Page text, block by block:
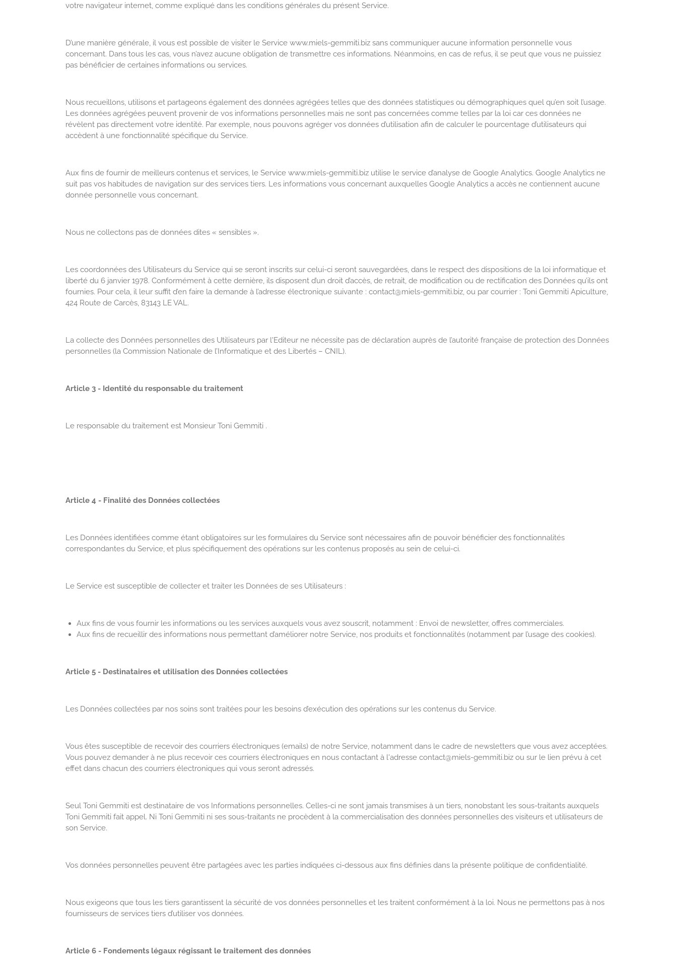
votre navigateur internet, comme expliqué dans les conditions générales du présent Service.
D’une manière générale, il vous est possible de visiter le Service www.miels-gemmiti.biz sans communiquer aucune information personnelle vous
concernant. Dans tous les cas, vous n’avez aucune obligation de transmettre ces informations. Néanmoins, en cas de refus, il se peut que vous ne puissiez
pas bénéficier de certaines informations ou services.
Nous recueillons, utilisons et partageons également des données agrégées telles que des données statistiques ou démographiques quel qu’en soit l’usage.
Les données agrégées peuvent provenir de vos informations personnelles mais ne sont pas concernées comme telles par la loi car ces données ne
révèlent pas directement votre identité. Par exemple, nous pouvons agréger vos données d’utilisation afin de calculer le pourcentage d’utilisateurs qui
accèdent à une fonctionnalité spécifique du Service.
Aux fins de fournir de meilleurs contenus et services, le Service www.miels-gemmiti.biz utilise le service d’analyse de Google Analytics. Google Analytics ne
suit pas vos habitudes de navigation sur des services tiers. Les informations vous concernant auxquelles Google Analytics a accès ne contiennent aucune
donnée personnelle vous concernant.
Nous ne collectons pas de données dites « sensibles ».
Les coordonnées des Utilisateurs du Service qui se seront inscrits sur celui-ci seront sauvegardées, dans le respect des dispositions de la loi informatique et
liberté du 6 janvier 1978. Conformément à cette dernière, ils disposent d’un droit d’accès, de retrait, de modification ou de rectification des Données qu’ils ont
fournies. Pour cela, il leur suffit d’en faire la demande à l’adresse électronique suivante : contact@miels-gemmiti.biz, ou par courrier : Toni Gemmiti Apiculture,
424 Route de Carcès, 83143 LE VAL.
La collecte des Données personnelles des Utilisateurs par l'Editeur ne nécessite pas de déclaration auprès de l’autorité française de protection des Données
personnelles (la Commission Nationale de l’Informatique et des Libertés – CNIL).
Article 3 - Identité du responsable du traitement
Le responsable du traitement est Monsieur Toni Gemmiti .
Article 4 - Finalité des Données collectées
Les Données identifiées comme étant obligatoires sur les formulaires du Service sont nécessaires afin de pouvoir bénéficier des fonctionnalités
correspondantes du Service, et plus spécifiquement des opérations sur les contenus proposés au sein de celui-ci.
Le Service est susceptible de collecter et traiter les Données de ses Utilisateurs :
Aux fins de vous fournir les informations ou les services auxquels vous avez souscrit, notamment : Envoi de newsletter, offres commerciales.
Aux fins de recueillir des informations nous permettant d’améliorer notre Service, nos produits et fonctionnalités (notamment par l’usage des cookies).
Article 5 - Destinataires et utilisation des Données collectées
Les Données collectées par nos soins sont traitées pour les besoins d’exécution des opérations sur les contenus du Service.
Vous êtes susceptible de recevoir des courriers électroniques (emails) de notre Service, notamment dans le cadre de newsletters que vous avez acceptées.
Vous pouvez demander à ne plus recevoir ces courriers électroniques en nous contactant à l'adresse contact@miels-gemmiti.biz ou sur le lien prévu à cet
effet dans chacun des courriers électroniques qui vous seront adressés.
Seul Toni Gemmiti est destinataire de vos Informations personnelles. Celles-ci ne sont jamais transmises à un tiers, nonobstant les sous-traitants auxquels
Toni Gemmiti fait appel. Ni Toni Gemmiti ni ses sous-traitants ne procèdent à la commercialisation des données personnelles des visiteurs et utilisateurs de
son Service.
Vos données personnelles peuvent être partagées avec les parties indiquées ci-dessous aux fins définies dans la présente politique de confidentialité.
Nous exigeons que tous les tiers garantissent la sécurité de vos données personnelles et les traitent conformément à la loi. Nous ne permettons pas à nos
fournisseurs de services tiers d’utiliser vos données.
Article 6 - Fondements légaux régissant le traitement des données